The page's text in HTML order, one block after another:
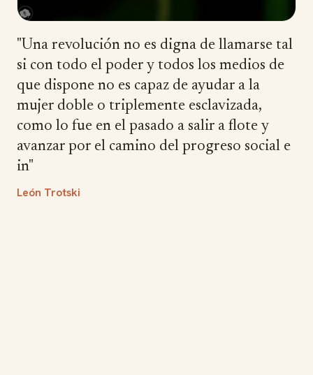
"Una revolución no es digna de llamarse tal
si con todo el poder y todos los medios de
que dispone no es capaz de ayudar a la
mujer doble o triplemente esclavizada,
como lo fue en el pasado a salir a flote y
avanzar por el camino del progreso social e
in"
León Trotski